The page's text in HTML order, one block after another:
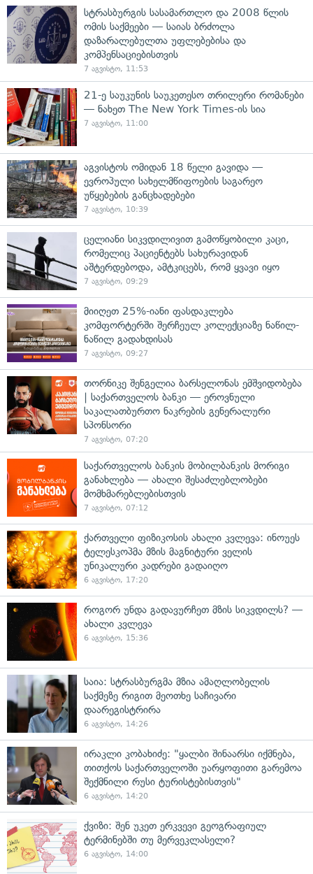
სტრასბურგის სასამართლო და 2008 წლის
ომის საქმეები — საიას ბრძოლა
დაზარალებულთა უფლებებისა და
კომპენსაციებისთვის
7 აგვისტო, 11:53
21-ე საუკუნის საუკეთესო თრილერი რომანები
— ნახეთ The New York Times-ის სია
7 აგვისტო, 11:00
აგვისტოს ომიდან 18 წელი გავიდა —
ევროპული სახელმწიფოების საგარეო
უწყებების განცხადებები
7 აგვისტო, 10:39
ცელიანი სიკვდილივით გამოწყობილი კაცი,
რომელიც პაციენტებს სახურავიდან
აშტერდებოდა, ამტკიცებს, რომ ყვავი იყო
7 აგვისტო, 09:29
მიიღეთ 25%-იანი ფასდაკლება
კომფორტერში შერჩეულ კოლექციაზე ნაწილ-
ნაწილ გადახდისას
7 აგვისტო, 09:27
თორნიკე შენგელია ბარსელონას ემშვიდობება
| საქართველოს ბანკი — ეროვნული
საკალათბურთო ნაკრების გენერალური
სპონსორი
7 აგვისტო, 07:20
საქართველოს ბანკის მობილბანკის მორიგი
განახლება — ახალი შესაძლებლობები
მომხმარებლებისთვის
7 აგვისტო, 07:12
ქართველი ფიზიკოსის ახალი კვლევა: ინოუეს
ტელესკოპმა მზის მაგნიტური ველის
უნიკალური კადრები გადაიღო
6 აგვისტო, 17:20
როგორ უნდა გადავურჩეთ მზის სიკვდილს? —
ახალი კვლევა
6 აგვისტო, 15:36
საია: სტრასბურგმა მზია ამაღლობელის
საქმეზე რიგით მეოთხე საჩივარი
დაარეგისტრირა
6 აგვისტო, 14:26
ირაკლი კობახიძე: "ყალბი შინაარსი იქმნება,
თითქოს საქართველოში უარყოფითი გარემოა
შექმნილი რუსი ტურისტებისთვის"
6 აგვისტო, 14:20
ქვიზი: შენ უკეთ ერკვევი გეოგრაფიულ
ტერმინებში თუ მერვეკლასელი?
6 აგვისტო, 14:00